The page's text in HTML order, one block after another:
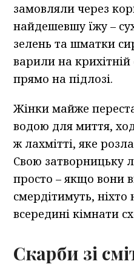
замовляли через
найдешевшу їжу –
зелень та шматки
варили на крихітній
прямо на підлозі.
Жінки майже
водою для миття,
ж лахмітті, яке
Свою затворницьку
просто – якщо вони
смердітимуть,
всередині кімнати
Скарби зі